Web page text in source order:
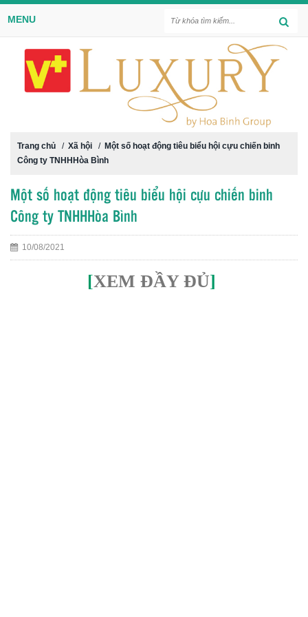
MENU
Trang chủ / Xã hội / Một số hoạt động tiêu biểu hội cựu chiến binh
Công ty TNHHHòa Bình
Một số hoạt động tiêu biểu hội cựu chiến binh
Công ty TNHHHòa Bình
10/08/2021
[XEM ĐẦY ĐỦ]